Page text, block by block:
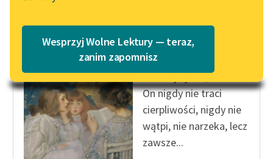
Lektury szkolne i klasyka
literatury do słuchania dla
uczennic i uczniów z
niepełnosprawnościami
E-kolekcja lektur
szkolnych i literatury do
słuchania dla uczennic i
Katalog w formacie PDF
Wesprzyj Wolne Lektury — teraz,
zanim zapomnisz
Małe kobietki
— Twój ojciec, Ludko.
On nigdy nie traci
cierpliwości, nigdy nie
wątpi, nie narzeka, lecz
zawsze...